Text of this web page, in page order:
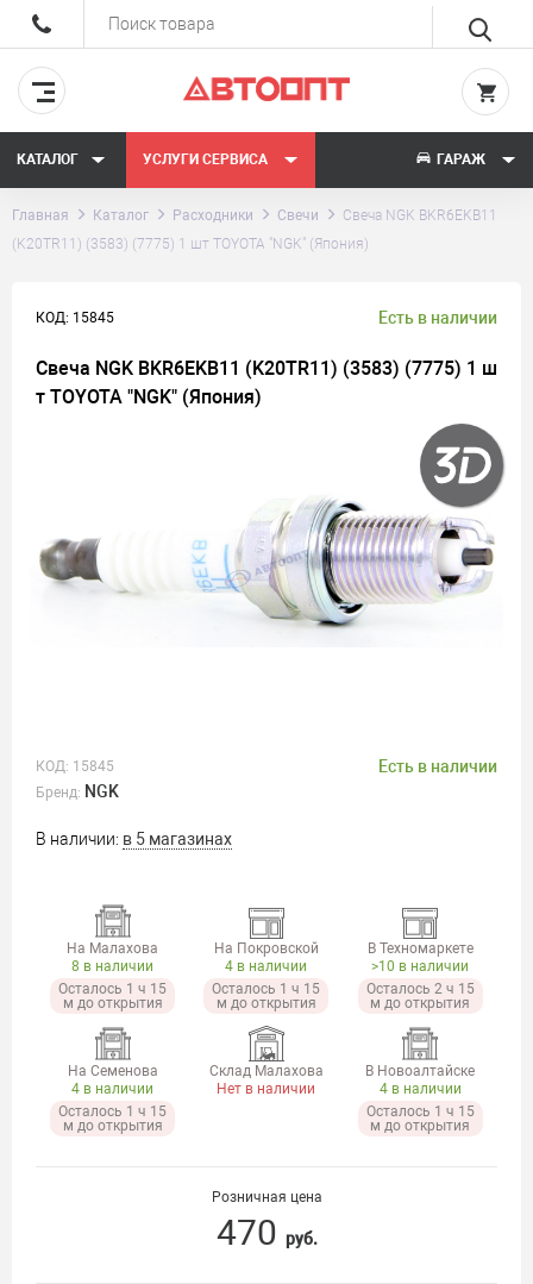
КАТАЛОГ УСЛУГИ СЕРВИСА ГАРАЖ
Главная Каталог Расходники Свечи
Свеча NGK BKR6EKB11
(K20TR11) (3583) (7775) 1 шт TOYOTA "NGK" (Япония)
КОД: 15845 Есть в наличии
Свеча NGK BKR6EKB11 (K20TR11) (3583) (7775) 1 ш
т TOYOTA "NGK" (Япония)
КОД: 15845 Есть в наличии
Бренд: NGK
В наличии: в 5 магазинах
На Малахова
8 в наличии
Осталось 1 ч 15
м до открытия
На Покровской
4 в наличии
Осталось 1 ч 15
м до открытия
В Техномаркете
>10 в наличии
Осталось 2 ч 15
м до открытия
На Семенова
4 в наличии
Осталось 1 ч 15
м до открытия
Склад Малахова
Нет в наличии
В Новоалтайске
4 в наличии
Осталось 1 ч 15
м до открытия
Розничная цена
470 руб.